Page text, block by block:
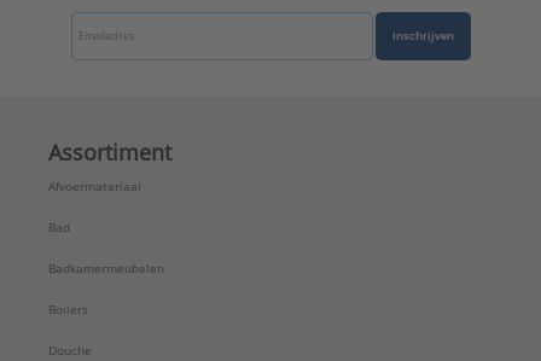
Inschrijven
Assortiment
Afvoermateriaal
Bad
Badkamermeubelen
Boilers
Douche